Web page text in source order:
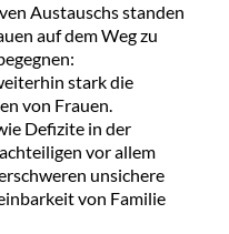
Austauschs standen
auf dem Weg zu
stark die
von Frauen.
Defizite in der
vor allem
unsichere
von Familie